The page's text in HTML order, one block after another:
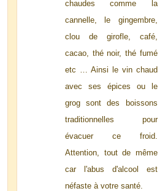
chaudes comme la
cannelle, le gingembre,
clou de girofle, café,
cacao, thé noir, thé fumé
etc … Ainsi le vin chaud
avec ses épices ou le
grog sont des boissons
traditionnelles pour
évacuer ce froid.
Attention, tout de même
car l'abus d'alcool est
néfaste à votre santé.